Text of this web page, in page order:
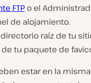
FTP o el
de alojamiento.
directorio raíz de tu
tu paquete de
estar en la